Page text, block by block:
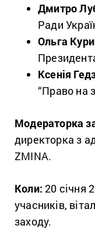
Дмитро
Ради
Ольга
Ксенія
“Право на
Модераторка
директорка з
ZMINA.
Коли:20 січня
учасників,
заходу.